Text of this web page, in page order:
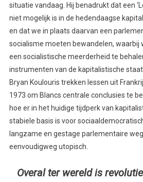
situatie vandaag. Hij benadrukt dat een
niet mogelijk is in de hedendaagse
en dat we in plaats daarvan een
socialisme moeten bewandelen, waarbij
een socialistische meerderheid te
instrumenten van de kapitalistische
Bryan Koulouris trekken lessen uit
1973 om Blancs centrale conclusies te
hoe er in het huidige tijdperk van
stabiele basis is voor
langzame en gestage parlementaire
eenvoudigweg utopisch.
Overal ter wereld is